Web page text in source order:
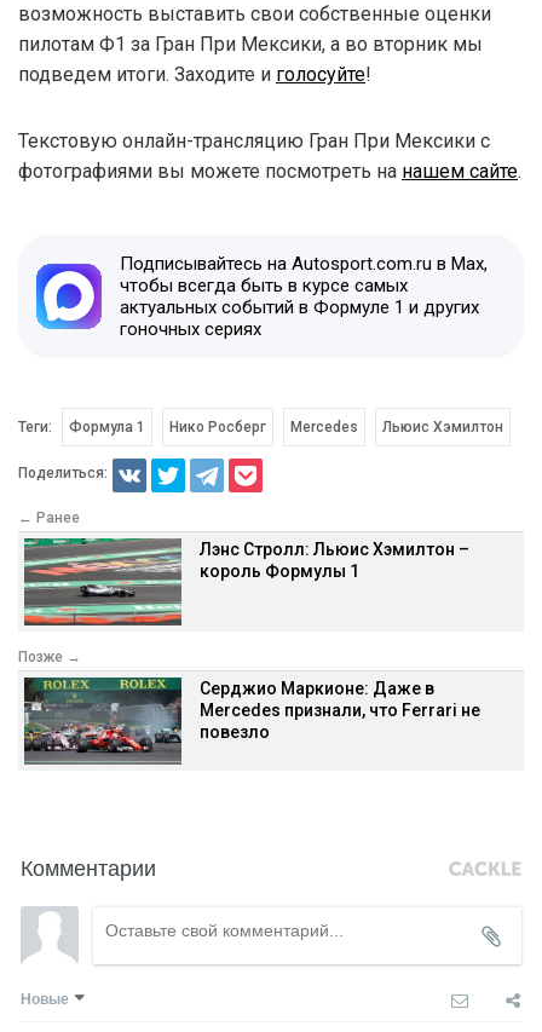
возможность выставить свои собственные оценки
пилотам Ф1 за Гран При Мексики, а во вторник мы
подведем итоги. Заходите и голосуйте!
Текстовую онлайн-трансляцию Гран При Мексики с
фотографиями вы можете посмотреть на нашем сайте.
Подписывайтесь на Autosport.com.ru в Max,
чтобы всегда быть в курсе самых
актуальных событий в Формуле 1 и других
гоночных сериях
Теги: Формула 1 Нико Росберг Mercedes Льюис Хэмилтон
Поделиться:
← Ранее
Лэнс Стролл: Льюис Хэмилтон –
король Формулы 1
Позже →
Серджио Маркионе: Даже в
Mercedes признали, что Ferrari не
повезло
Комментарии
Новые